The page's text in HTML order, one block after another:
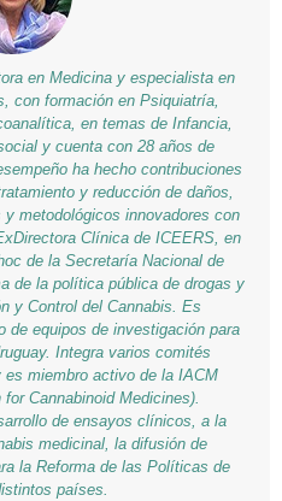
en Medicina y especialista en
con formación en Psiquiatría,
en temas de Infancia,
y cuenta con 28 años de
ha hecho contribuciones
y reducción de daños,
metodológicos innovadores con
Clínica de ICEERS, en
de la Secretaría Nacional de
de la política pública de drogas y
y Control del Cannabis. Es
de equipos de investigación para
Integra varios comités
miembro activo de la IACM
Cannabinoid Medicines).
de ensayos clínicos, a la
medicinal, la difusión de
la Reforma de las Políticas de
países.